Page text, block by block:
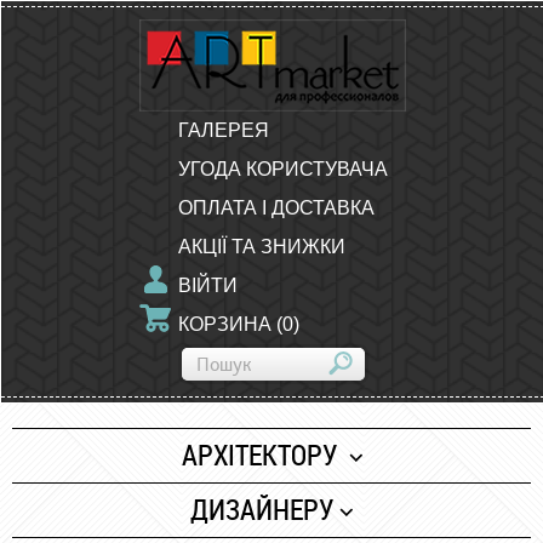
ГАЛЕРЕЯ
УГОДА КОРИСТУВАЧА
ОПЛАТА І ДОСТАВКА
АКЦІЇ ТА ЗНИЖКИ
ВІЙТИ
КОРЗИНА (0)
АРХІТЕКТОРУ
Папір
ДИЗАЙНЕРУ